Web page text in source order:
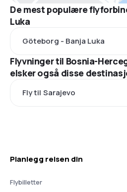
De mest populære
Luka
Göteborg - Banja Luka
Flyvninger til Bosnia-
elsker også disse
Fly til Sarajevo
Planlegg reisen din
Flybilletter